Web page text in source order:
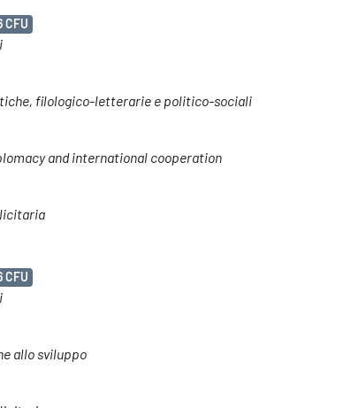
CFU
filologico-letterarie e politico-sociali
and international cooperation
CFU
allo sviluppo